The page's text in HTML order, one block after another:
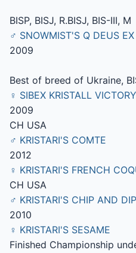
BISP, BISJ, R.BISJ, BIS-III, M
♂ SNOWMIST'S Q DEUS EX
2009
Best of breed of Ukraine,
♀ SIBEX KRISTALL VICTORY
2009
CH USA
♂ KRISTARI'S COMTE
2012
♀ KRISTARI'S FRENCH
CH USA
♂ KRISTARI'S CHIP AND DIP
2010
♀ KRISTARI'S SESAME
Finished Championship